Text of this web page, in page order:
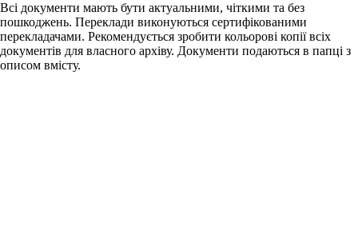
Всі документи мають бути актуальними, чіткими та без
пошкоджень. Переклади виконуються сертифікованими
перекладачами. Рекомендується зробити кольорові копії всіх
документів для власного архіву. Документи подаються в папці з
описом вмісту.